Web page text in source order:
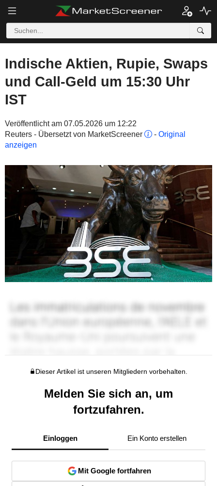
Indische Aktien, Rupie, Swaps
und Call-Geld um 15:30 Uhr
IST
Veröffentlicht am 07.05.2026 um 12:22
Reuters - Übersetzt von MarketScreener
- Original
anzeigen
Dieser Artikel ist unseren Mitgliedern vorbehalten.
Melden Sie sich an, um
fortzufahren.
Einloggen Ein Konto erstellen
Mit Google fortfahren